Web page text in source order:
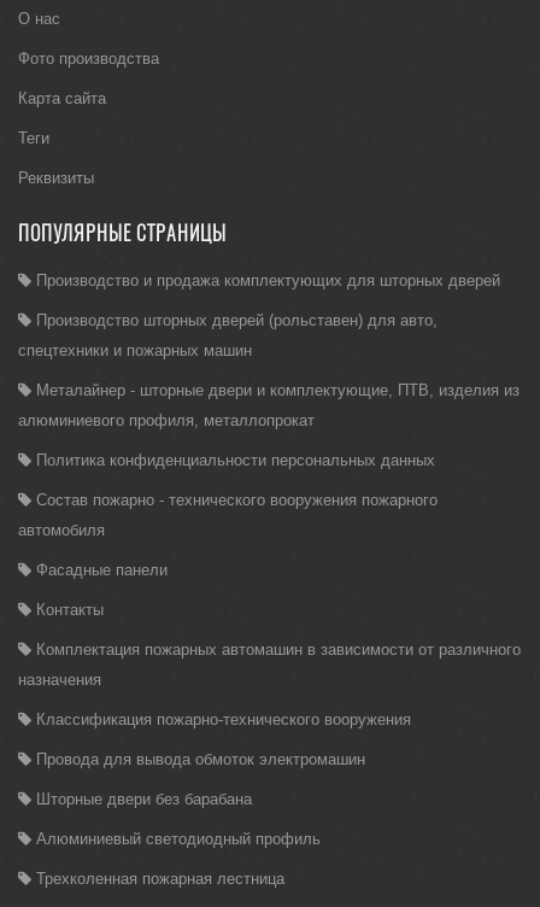
О нас
Фото производства
Карта сайта
Теги
Реквизиты
ПОПУЛЯРНЫЕ СТРАНИЦЫ
Производство и продажа комплектующих для шторных дверей
Производство шторных дверей (рольставен) для авто,
спецтехники и пожарных машин
Металайнер - шторные двери и комплектующие, ПТВ, изделия из
алюминиевого профиля, металлопрокат
Политика конфиденциальности персональных данных
Состав пожарно - технического вооружения пожарного
автомобиля
Фасадные панели
Контакты
Комплектация пожарных автомашин в зависимости от различного
назначения
Классификация пожарно-технического вооружения
Провода для вывода обмоток электромашин
Шторные двери без барабана
Алюминиевый светодиодный профиль
Трехколенная пожарная лестница